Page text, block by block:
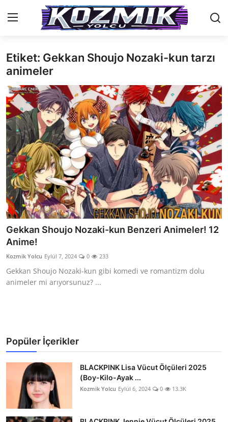
Anasayfa
İletişim
Genel
Anime Önerileri
Kore Dünyası
Anime Karakterleri
Anime
Dizi & Film
Testler
Etiket: Gekkan Shoujo Nozaki-kun tarzı
animeler
Gekkan Shoujo Nozaki-kun Benzeri Animeler! 12
Anime!
Kozmik Yolcu Eylül 7, 2024 0 233
Gekkan Shoujo Nozaki-kun gibi komedi ve romantizm dolu
animeler mi arıyorsunuz? ...
Popüler İçerikler
BLACKPINK Lisa Vücut Ölçüleri 2025
(Boy-Kilo-Ayak ...
Kozmik Yolcu Eylül 6, 2024 0 13.3K